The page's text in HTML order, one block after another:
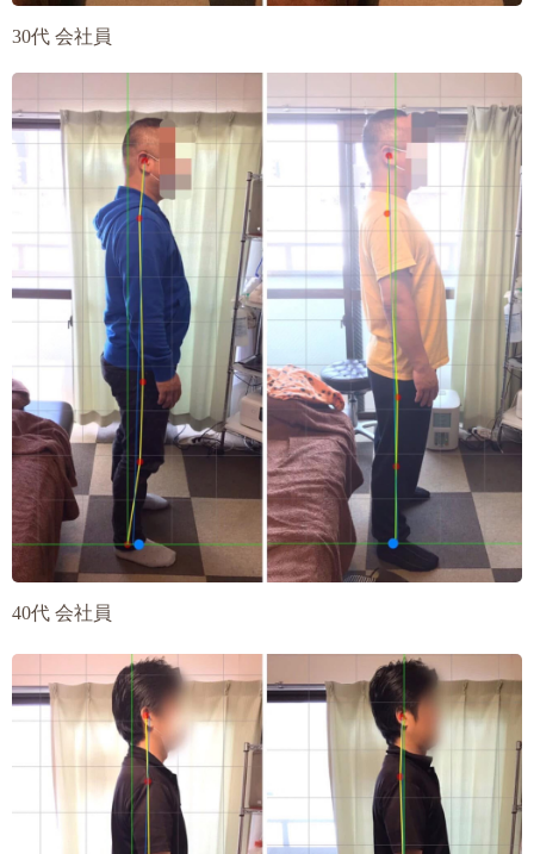
30代 会社員
40代 会社員